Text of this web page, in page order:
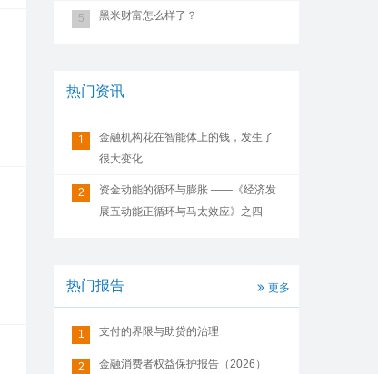
5 黑米财富怎么样了？
热门资讯
1
金融机构花在智能体上的钱，发生了
很大变化
2
资金动能的循环与膨胀 ——《经济发
展五动能正循环与马太效应》之四
热门报告 更多
1 支付的界限与助贷的治理
2 金融消费者权益保护报告（2026）